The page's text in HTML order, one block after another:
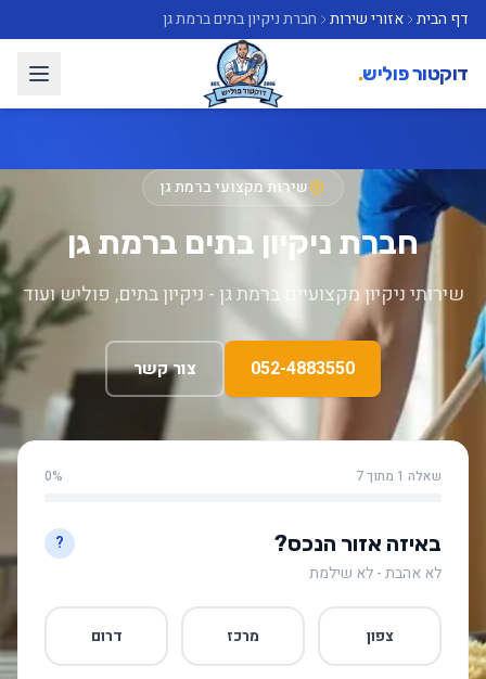
דף הבית אזורי שירות חברת ניקיון בתים ברמת גן
דוקטור פוליש.
שירות מקצועי ברמת גן
חברת ניקיון בתים ברמת גן
שירותי ניקיון מקצועיים ברמת גן - ניקיון בתים, פוליש ועוד
052-4883550 צור קשר
שאלה 1 מתוך 7 0%
באיזה אזור הנכס?
?
לא אהבת - לא שילמת
צפון מרכז דרום